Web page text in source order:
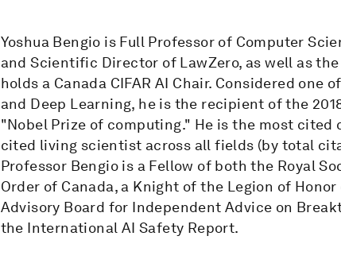
Yoshua Bengio is Full Professor of Computer
and Scientific Director of LawZero, as well as
holds a Canada CIFAR AI Chair. Considered
and Deep Learning, he is the recipient of the
"Nobel Prize of computing." He is the most
cited living scientist across all fields (by total
Professor Bengio is a Fellow of both the Royal
Order of Canada, a Knight of the Legion of
Advisory Board for Independent Advice on
the International AI Safety Report.